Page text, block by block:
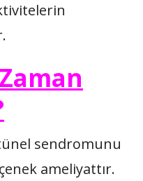
sendromunu
ameliyattır.